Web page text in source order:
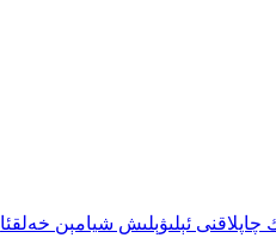
ئېلىۋېلىش شيامېن